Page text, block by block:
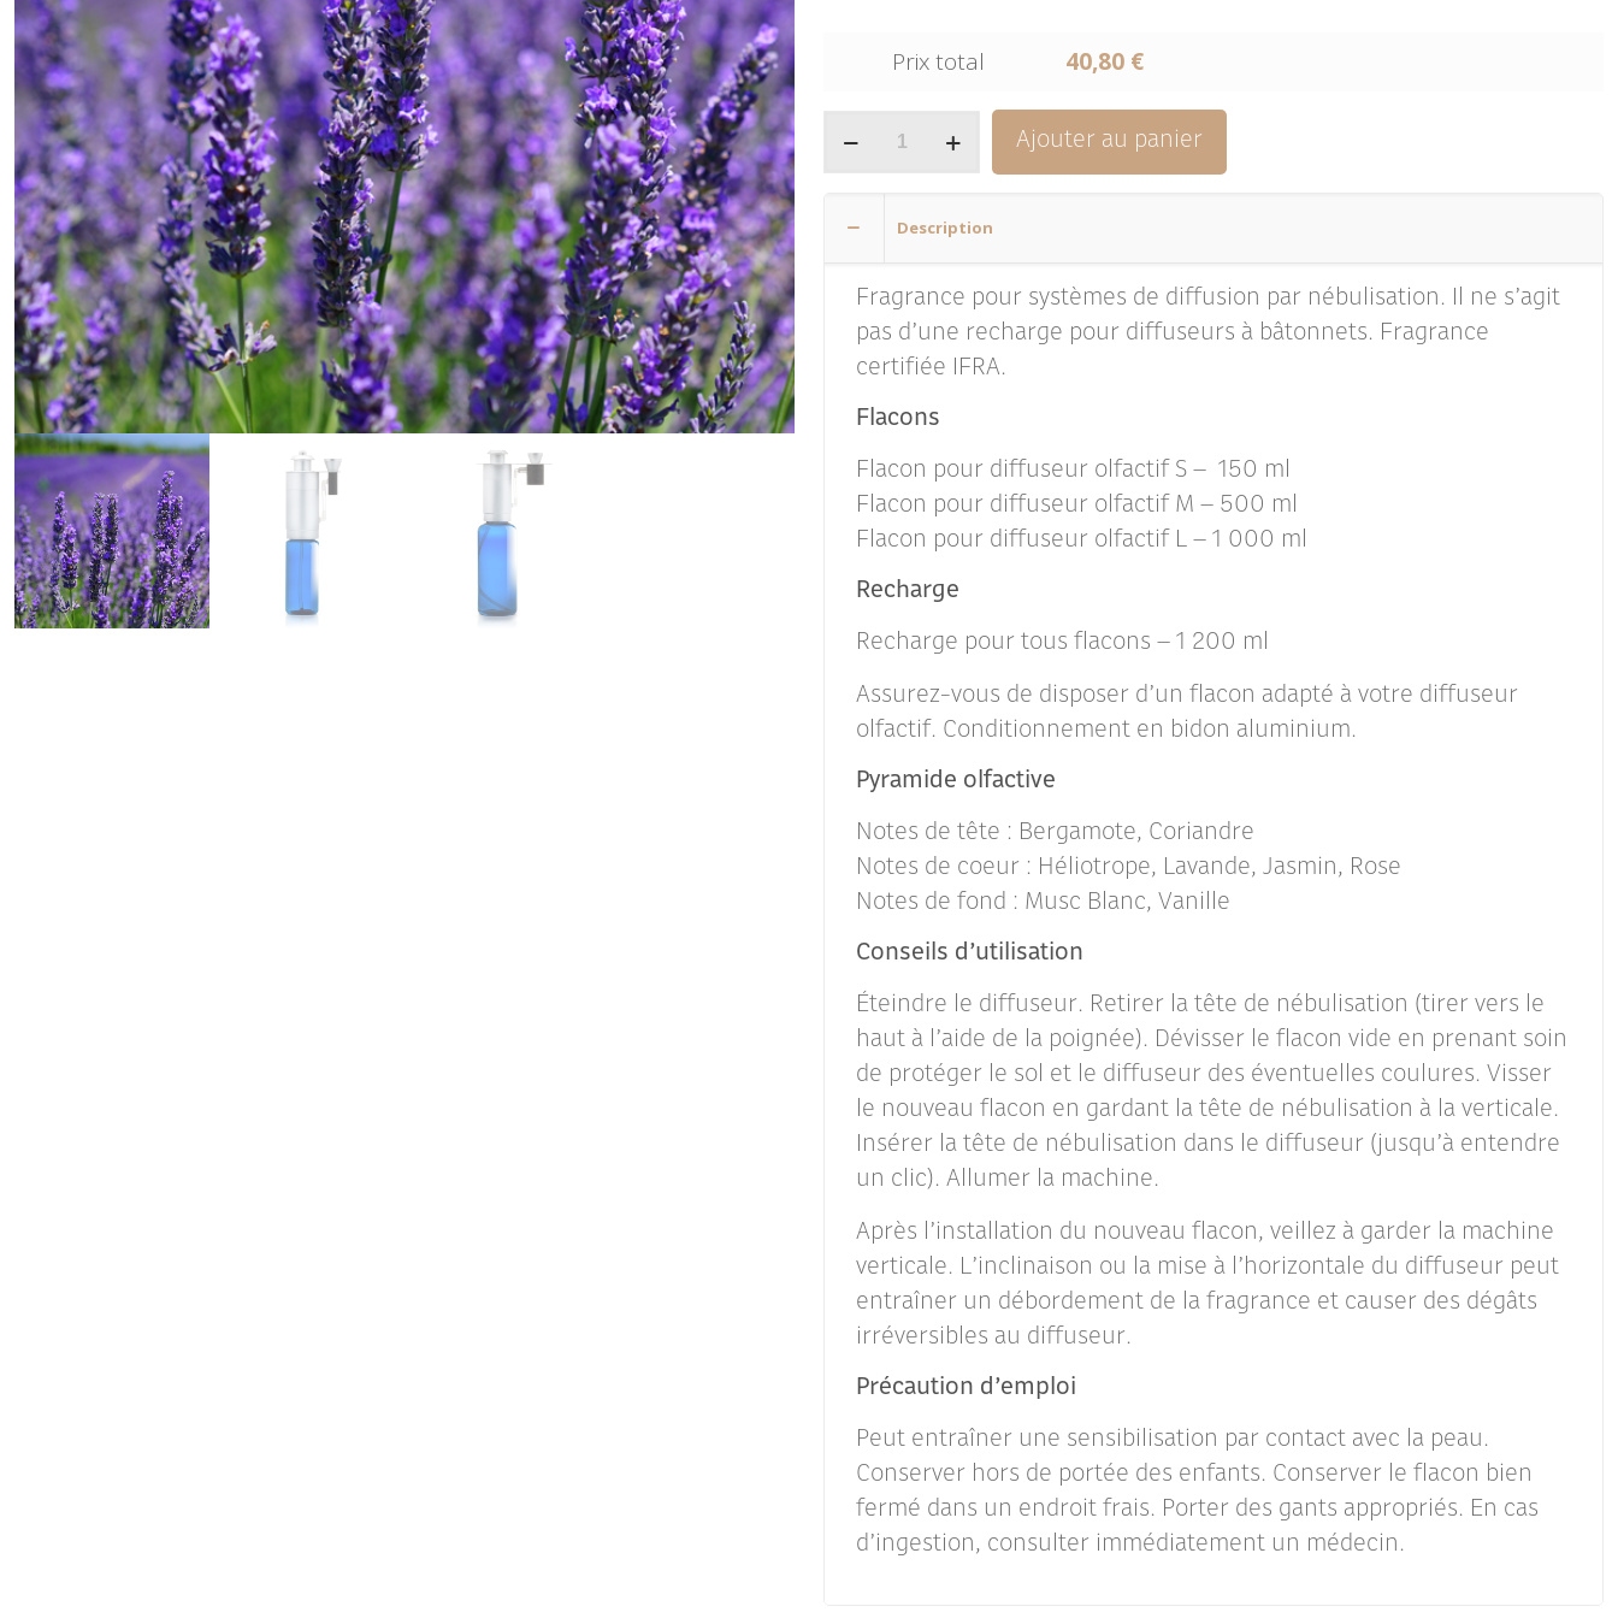
Prix total 40,80 €
quantité
Lavande
Ajouter au panier
Description
Fragrance pour systèmes de diffusion par nébulisation. Il ne s’agit
pas d’une recharge pour diffuseurs à bâtonnets. Fragrance
certifiée IFRA.
Flacons
Flacon pour diffuseur olfactif S – 150 ml
Flacon pour diffuseur olfactif M – 500 ml
Flacon pour diffuseur olfactif L – 1 000 ml
Recharge
Recharge pour tous flacons – 1 200 ml
Assurez-vous de disposer d’un flacon adapté à votre diffuseur
olfactif. Conditionnement en bidon aluminium.
Pyramide olfactive
Notes de tête : Bergamote, Coriandre
Notes de coeur : Héliotrope, Lavande, Jasmin, Rose
Notes de fond : Musc Blanc, Vanille
Conseils d’utilisation
Éteindre le diffuseur. Retirer la tête de nébulisation (tirer vers le
haut à l’aide de la poignée). Dévisser le flacon vide en prenant soin
de protéger le sol et le diffuseur des éventuelles coulures. Visser
le nouveau flacon en gardant la tête de nébulisation à la verticale.
Insérer la tête de nébulisation dans le diffuseur (jusqu’à entendre
un clic). Allumer la machine.
Après l’installation du nouveau flacon, veillez à garder la machine
verticale. L’inclinaison ou la mise à l’horizontale du diffuseur peut
entraîner un débordement de la fragrance et causer des dégâts
irréversibles au diffuseur.
Précaution d’emploi
Peut entraîner une sensibilisation par contact avec la peau.
Conserver hors de portée des enfants. Conserver le flacon bien
fermé dans un endroit frais. Porter des gants appropriés. En cas
d’ingestion, consulter immédiatement un médecin.